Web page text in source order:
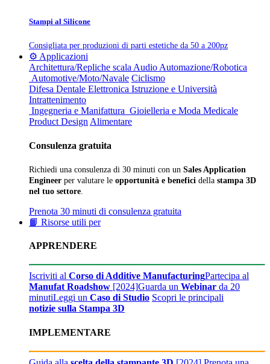
Stampi al Silicone
Consigliata per produzioni di parti estetiche da 50 a 200pz
⚙️ Applicazioni
Architettura/Repliche scala Audio Automazione/Robotica
Automotive/Moto/Navale Ciclismo
Difesa Dentale Elettronica Istruzione e Università
Intrattenimento
Ingegneria e Manifattura Gioielleria e Moda Medicale
Product Design Alimentare
Consulenza gratuita
Richiedi una consulenza di 30 minuti con un Sales Application
Engineer per valutare le opportunità e benefici della stampa 3D
nel tuo settore
Prenota 30 minuti di consulenza gratuita
📙 Risorse utili per
APPRENDERE
Iscriviti al Corso di Additive ManufacturingPartecipa al
Manufat Roadshow [2024]Guarda un Webinar da 20
minutiLeggi un Caso di Studio Scopri le principali
notizie sulla Stampa 3D
IMPLEMENTARE